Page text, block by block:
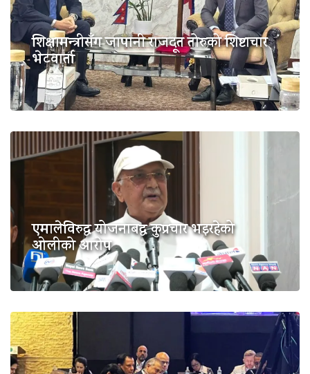
शिक्षामन्त्रीसँग जापानी राजदूत तोरुको शिष्टाचार
भेटवार्ता
एमालेविरुद्ध योजनाबद्ध कुप्रचार भइरहेको
ओलीको आरोप